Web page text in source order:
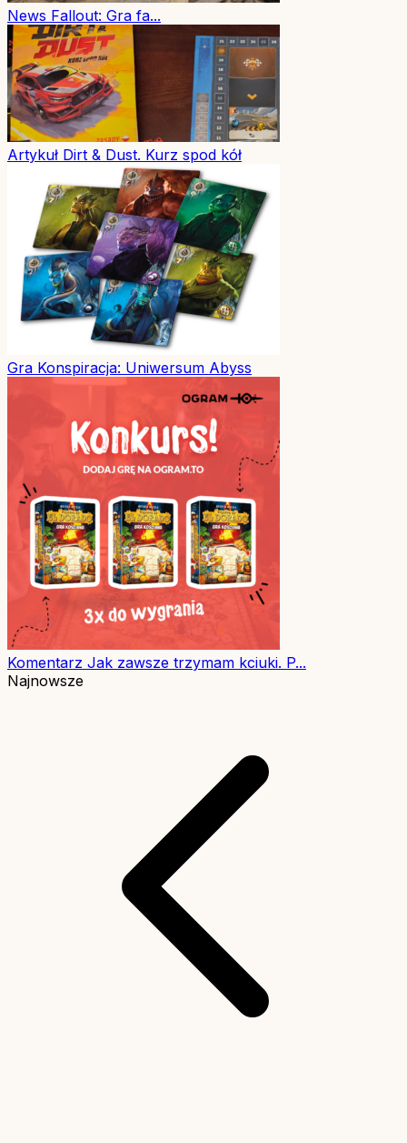
News Fallout: Gra fa...
Artykuł Dirt & Dust. Kurz spod kół
Gra Konspiracja: Uniwersum Abyss
Komentarz Jak zawsze trzymam kciuki. P...
Najnowsze